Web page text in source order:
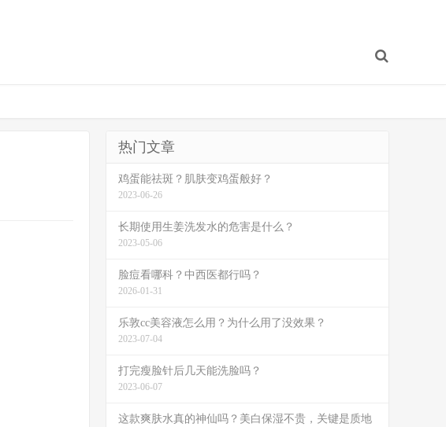
热门文章
鸡蛋能祛斑？肌肤变鸡蛋般好？
2023-06-26
长期使用生姜洗发水的危害是什么？
2023-05-06
脸痘看哪科？中西医都行吗？
2026-01-31
乐敦cc美容液怎么用？为什么用了没效果？
2023-07-04
打完瘦脸针后几天能洗脸吗？
2023-06-07
这款爽肤水真的神仙吗？美白保湿不贵，关键是质地